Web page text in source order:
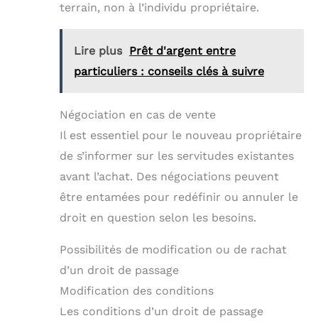
terrain, non à l’individu propriétaire.
Lire plus Prêt d'argent entre
particuliers : conseils clés à suivre
Négociation en cas de vente
Il est essentiel pour le nouveau propriétaire
de s’informer sur les servitudes existantes
avant l’achat. Des négociations peuvent
être entamées pour redéfinir ou annuler le
droit en question selon les besoins.
Possibilités de modification ou de rachat
d’un droit de passage
Modification des conditions
Les conditions d’un droit de passage